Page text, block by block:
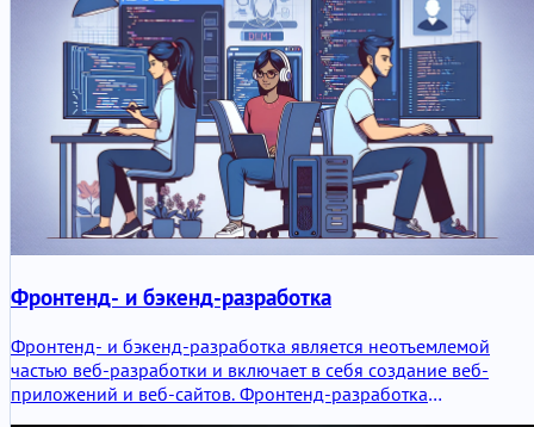
Фронтенд- и бэкенд-разработка
Фронтенд- и бэкенд-разработка является неотъемлемой
частью веб-разработки и включает в себя создание веб-
приложений и веб-сайтов. Фронтенд-разработка